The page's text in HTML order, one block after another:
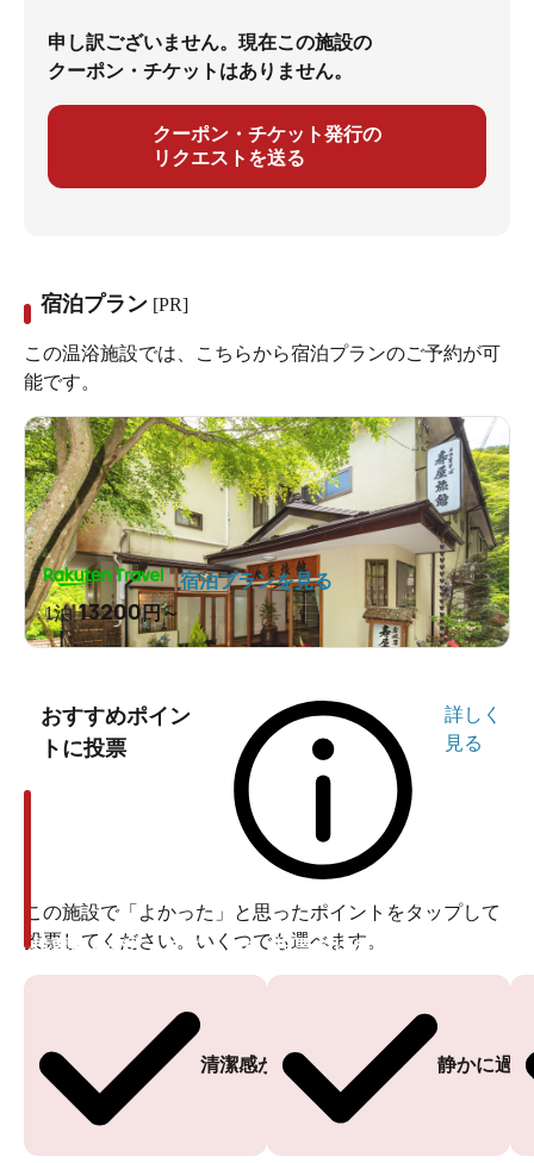
申し訳ございません。現在この施設の
クーポン・チケットはありません。
クーポン・チケット発行の
リクエストを送る
宿泊プラン [PR]
この温浴施設では、こちらから宿泊プランのご予約が可
能です。
1泊13200円～
宿泊プランを見る
おすすめポイン
トに投票
詳しく
見る
この施設で「よかった」と思ったポイントをタップして
投票してください。いくつでも選べます。
清潔感がある
投票ありがとうございます
静かに過
投票ありがとうございます